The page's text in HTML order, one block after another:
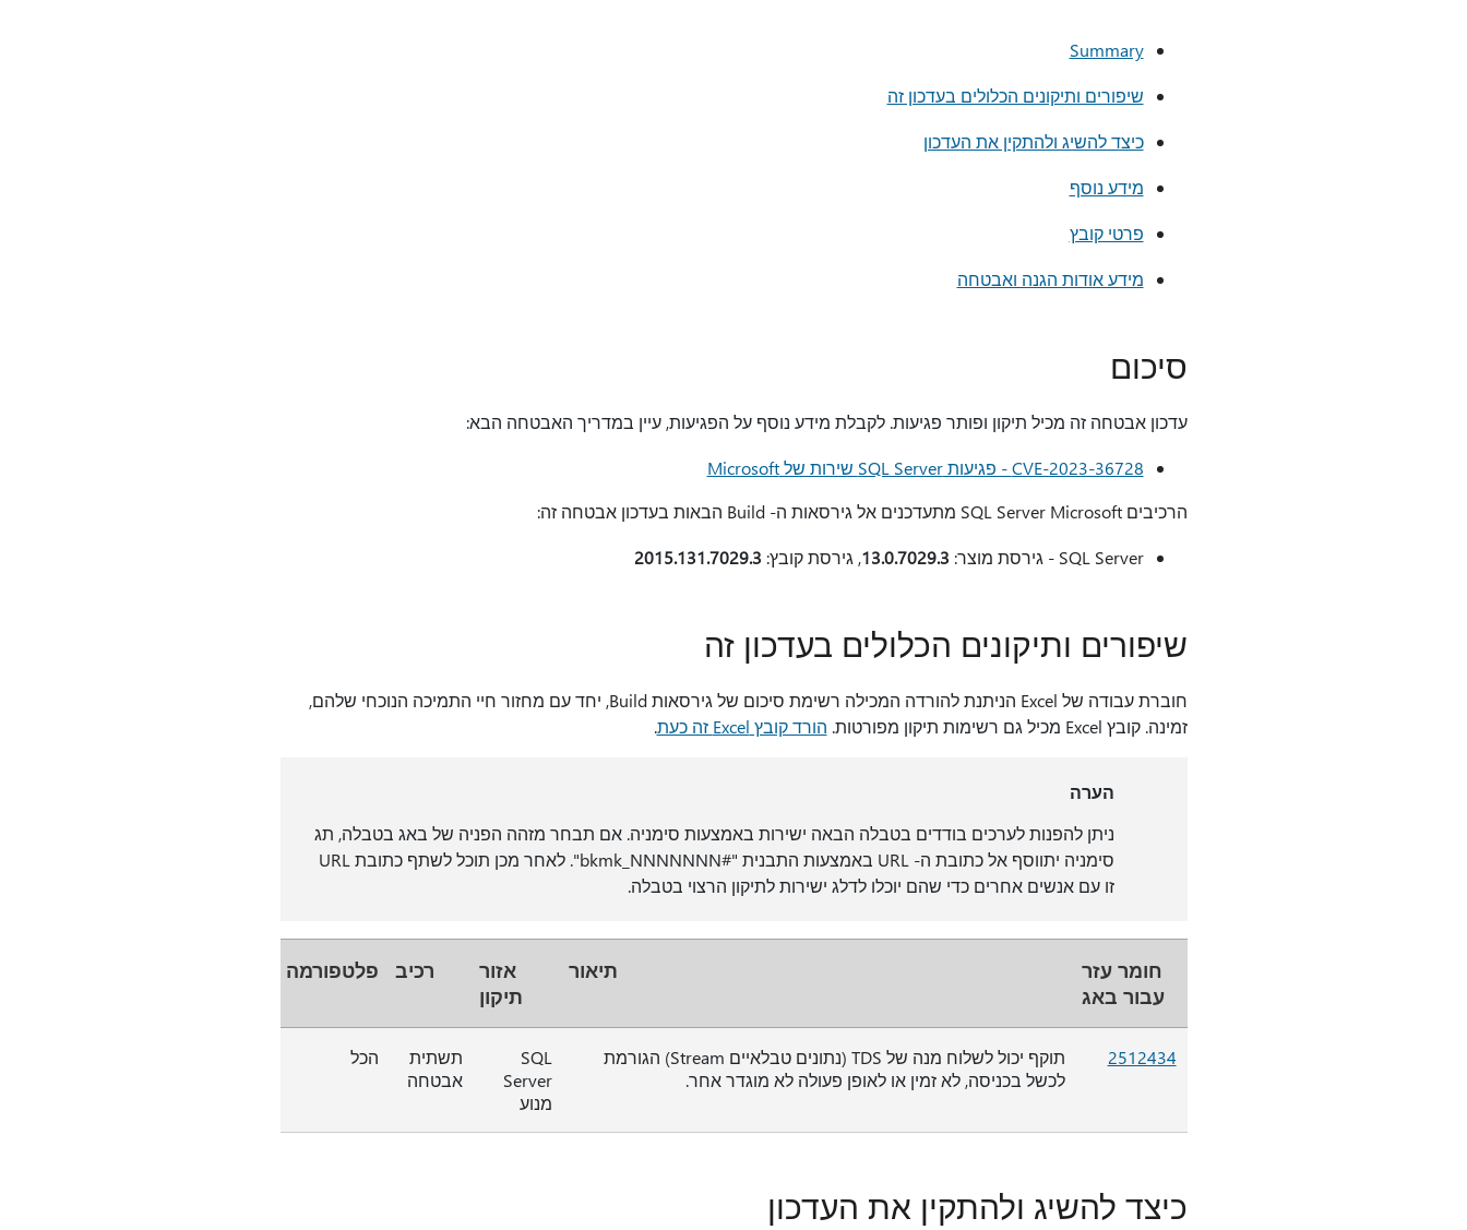
Summary
שיפורים ותיקונים הכלולים בעדכון זה
כיצד להשיג ולהתקין את העדכון
מידע נוסף
פרטי קובץ
מידע אודות הגנה ואבטחה
סיכום
עדכון אבטחה זה מכיל תיקון ופותר פגיעות. לקבלת מידע נוסף על הפגיעות, עיין במדריך האבטחה הבא:
CVE-2023-36728 - פגיעות SQL Server שירות של Microsoft
הרכיבים SQL Server Microsoft מתעדכנים אל גירסאות ה- Build הבאות בעדכון אבטחה זה:
SQL Server - גירסת מוצר:
13.0.7029.3, גירסת קובץ: 2015.131.7029.3
שיפורים ותיקונים הכלולים בעדכון זה
חוברת עבודה של Excel הניתנת להורדה המכילה רשימת סיכום של גירסאות Build, יחד עם מחזור חיי התמיכה הנוכחי שלהם,
זמינה. קובץ Excel מכיל גם רשימות תיקון מפורטות.
הורד קובץ Excel זה כעת .
הערה
ניתן להפנות לערכים בודדים בטבלה הבאה ישירות באמצעות סימניה. אם תבחר מזהה הפניה של באג בטבלה, תג
סימניה יתווסף אל כתובת ה- URL באמצעות התבנית "#bkmk_NNNNNNN". לאחר מכן תוכל לשתף כתובת URL
זו עם אנשים אחרים כדי שהם יוכלו לדלג ישירות לתיקון הרצוי בטבלה.
חומר עזר
עבור באג
תיאור
אזור
תיקון
רכיב פלטפורמה
2512434
תוקף יכול לשלוח מנה של TDS (נתונים טבלאיים Stream) הגורמת
לכשל בכניסה, לא זמין או לאופן פעולה לא מוגדר אחר.
SQL
Server
מנוע
תשתית
אבטחה
הכל
כיצד להשיג ולהתקין את העדכון